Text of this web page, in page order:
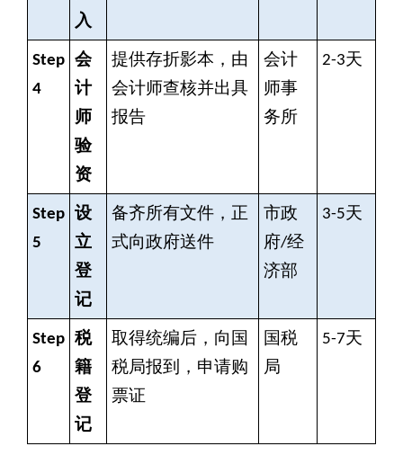
入
Step
4
会
计
师
验
资
提供存折影本，由
会计师查核并出具
报告
会计
师事
务所
2-3天
Step
5
设
立
登
记
备齐所有文件，正
式向政府送件
市政
府/经
济部
3-5天
Step
6
税
籍
登
记
取得统编后，向国
税局报到，申请购
票证
国税
局
5-7天